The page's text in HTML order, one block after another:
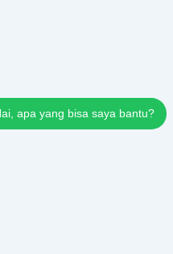
apa yang bisa saya bantu?